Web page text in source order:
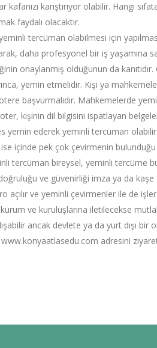
karıştırıyor olabilir. Hangi
faydalı olacaktır.
tercüman olabilmesi için
daha profesyonel bir iş yaşamına
onaylanmış olduğunun da
yemin etmelidir. Kişi ya
başvurmalıdır. Mahkemelerde
kişinin dil bilgisini ispatlayan
ederek yeminli tercüman
içinde pek çok çevirmenin
tercüman bireysel, yeminli tercüme
ve güvenirliği imza ya da
açılır ve yeminli çevirmenler ile de
ve kuruluşlarına iletilecekse
ancak devlete ya da yurt dışı bir
adresini